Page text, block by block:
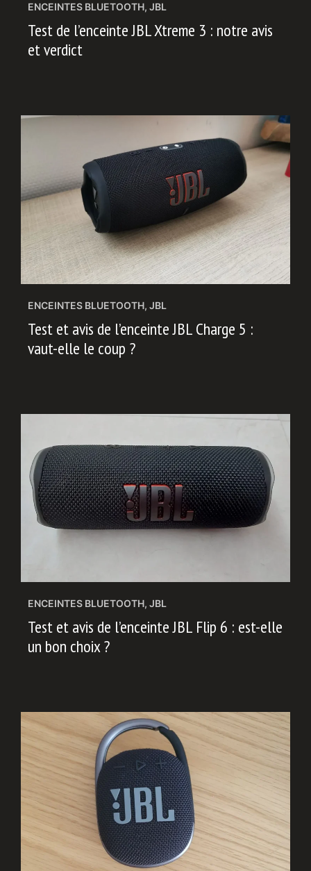
ENCEINTES BLUETOOTH, JBL
Test de l’enceinte JBL Xtreme 3 : notre avis
et verdict
ENCEINTES BLUETOOTH, JBL
Test et avis de l’enceinte JBL Charge 5 :
vaut-elle le coup ?
ENCEINTES BLUETOOTH, JBL
Test et avis de l’enceinte JBL Flip 6 : est-elle
un bon choix ?